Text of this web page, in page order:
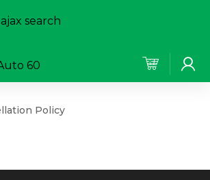
search
Policy